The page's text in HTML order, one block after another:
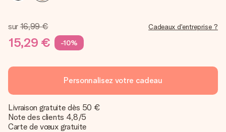
sur16,99 €
15,29 € -10%
Cadeaux d'entreprise ?
Personnalisez votre cadeau
Livraison gratuite dès 50 €
Note des clients 4,8/5
Carte de vœux gratuite